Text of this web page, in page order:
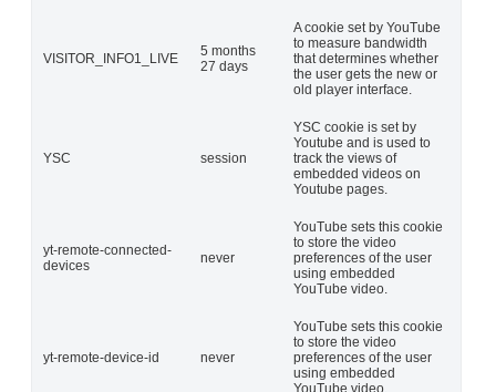
VISITOR_INFO1_LIVE
5 months
27 days
A cookie set by YouTube
to measure bandwidth
that determines whether
the user gets the new or
old player interface.
YSC session
YSC cookie is set by
Youtube and is used to
track the views of
embedded videos on
Youtube pages.
yt-remote-connected-
devices
never
YouTube sets this cookie
to store the video
preferences of the user
using embedded
YouTube video.
yt-remote-device-id never
YouTube sets this cookie
to store the video
preferences of the user
using embedded
YouTube video.